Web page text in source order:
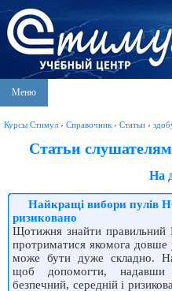
Меню
Курсы Стимул › Справочник › Статьи ›
Статьи
На
Найкращі вибори пулів
ризиковано
Щотижня знайти
протриматися якомога довше
може бути дуже складно.
щоб допомогти, надавши
безпечний, середній і